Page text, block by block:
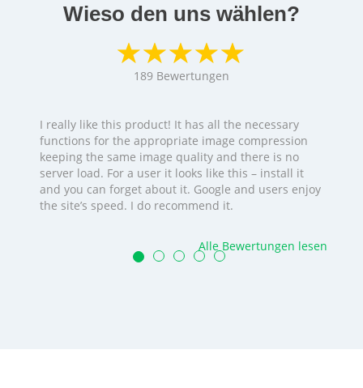
Wieso den uns wählen?
189 Bewertungen
I really like this product! It has all the necessary
functions for the appropriate image compression
keeping the same image quality and there is no
server load. For a user it looks like this – install it
and you can forget about it. Google and users enjoy
the site’s speed. I do recommend it.
Alle Bewertungen lesen